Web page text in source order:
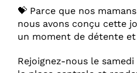
💝 Parce que nos
nous avons conçu cette
un moment de détente
Rejoignez-nous le samedi